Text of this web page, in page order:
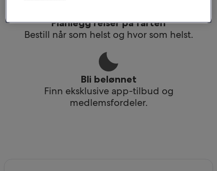
Planlegg reiser på farten
Bestill når som helst og hvor som helst.
Bli belønnet
Finn eksklusive app-tilbud og
medlemsfordeler.